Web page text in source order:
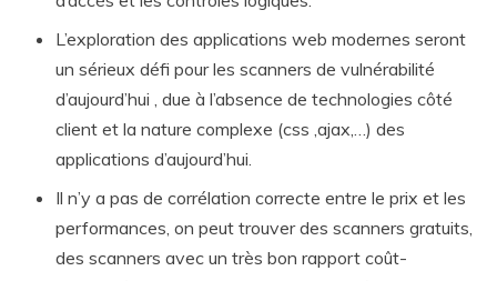
L’exploration des applications web modernes seront
un sérieux défi pour les scanners de vulnérabilité
d’aujourd’hui , due à l’absence de technologies côté
client et la nature complexe (css ,ajax,…) des
applications d’aujourd’hui.
Il n’y a pas de corrélation correcte entre le prix et les
performances, on peut trouver des scanners gratuits,
des scanners avec un très bon rapport coût-